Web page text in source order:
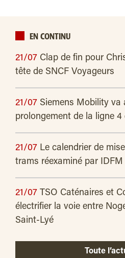
EN CONTINU
21/07 Clap de fin pour
tête de SNCF Voyageurs
21/07 Siemens Mobility va
prolongement de la ligne 4
21/07 Le calendrier de
trams réexaminé par IDFM
21/07 TSO Caténaires et
électrifier la voie entre
Saint-Lyé
Toute